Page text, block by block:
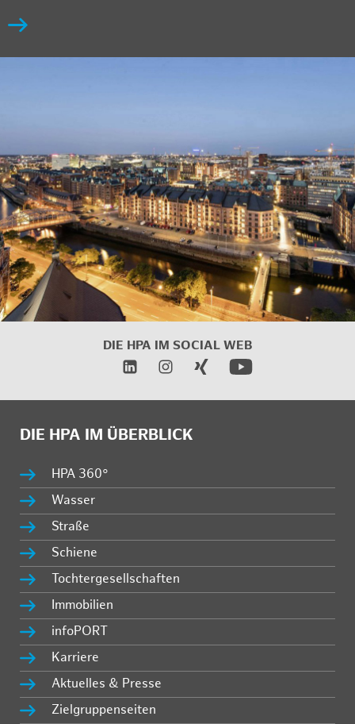
DIE HPA IM SOCIAL WEB
DIE HPA IM ÜBERBLICK
HPA 360°
Wasser
Straße
Schiene
Tochtergesellschaften
Immobilien
infoPORT
Karriere
Aktuelles & Presse
Zielgruppenseiten